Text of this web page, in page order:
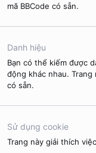
mã BBCode có sẵn.
Danh hiệu
Bạn có thể kiếm được
động khác nhau.
có sẵn.
Sử dụng cookie
Trang này giải thích